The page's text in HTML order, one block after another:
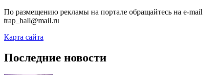
По размещению рекламы на портале обращайтесь на e-mail
trap_hall@mail.ru
Карта сайта
Последние новости